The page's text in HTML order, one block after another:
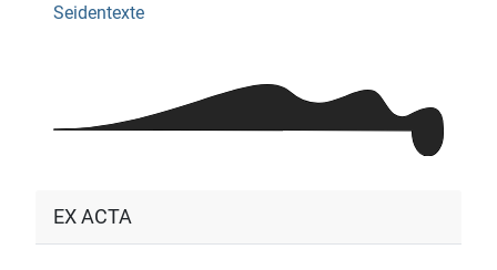
Seidentexte
EX ACTA